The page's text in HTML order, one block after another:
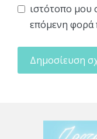
ιστότοπο μου
επόμενη φορά